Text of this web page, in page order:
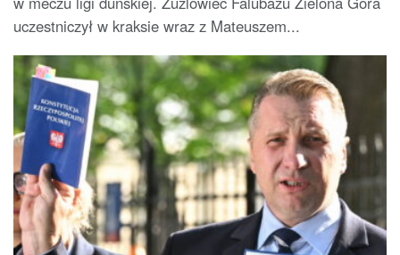
uczestniczył w kraksie wraz z Mateuszem...